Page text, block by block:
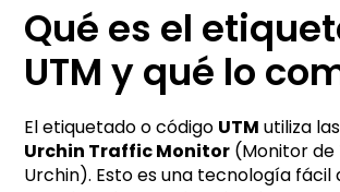
Qué es el
UTM y qué lo
El etiquetado o código UTM utiliza
Urchin Traffic Monitor (Monitor
Urchin). Esto es una tecnología fácil